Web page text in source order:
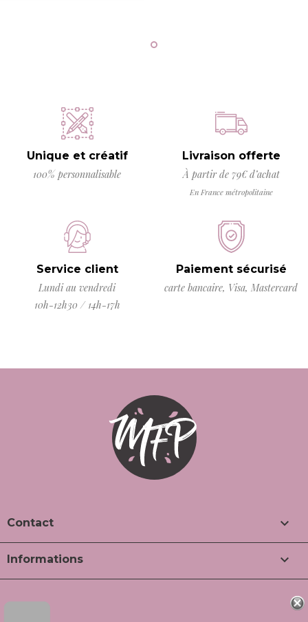
Unique et créatif
100% personnalisable
Livraison offerte
À partir de 79€ d’achat
En France métropolitaine
Service client
Lundi au vendredi
10h-12h30 / 14h-17h
Paiement sécurisé
carte bancaire, Visa, Mastercard
Contact 
Informations 